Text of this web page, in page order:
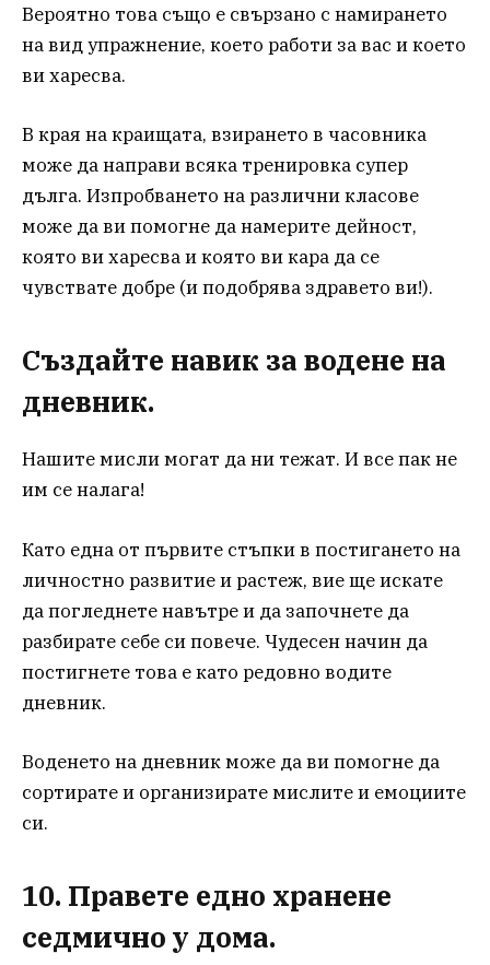
Вероятно това също е свързано с намирането
на вид упражнение, което работи за вас и което
ви харесва.
В края на краищата, взирането в часовника
може да направи всяка тренировка супер
дълга. Изпробването на различни класове
може да ви помогне да намерите дейност,
която ви харесва и която ви кара да се
чувствате добре (и подобрява здравето ви!).
Създайте навик за водене на
дневник.
Нашите мисли могат да ни тежат. И все пак не
им се налага!
Като една от първите стъпки в постигането на
личностно развитие и растеж, вие ще искате
да погледнете навътре и да започнете да
разбирате себе си повече. Чудесен начин да
постигнете това е като редовно водите
дневник.
Воденето на дневник може да ви помогне да
сортирате и организирате мислите и емоциите
си.
10. Правете едно хранене
седмично у дома.